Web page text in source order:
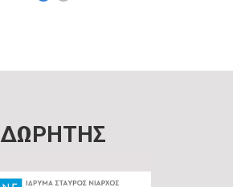
ΔΩΡΗΤΗΣ